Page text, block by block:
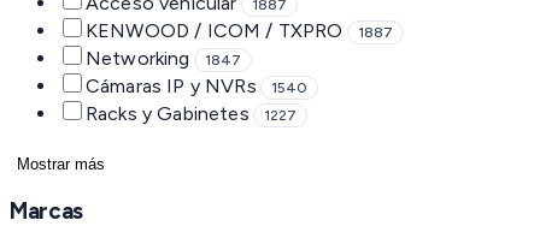
1887
KENWOOD / ICOM / TXPRO 1887
Networking 1847
Cámaras IP y NVRs 1540
Racks y Gabinetes 1227
Mostrar más
Marcas